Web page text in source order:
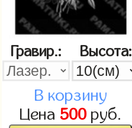
Гравир.: Высота:
В корзину
Цена 500руб.